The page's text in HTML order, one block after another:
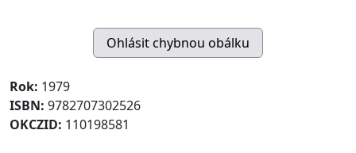
Rok: 1979
ISBN: 9782707302526
OKCZID: 110198581